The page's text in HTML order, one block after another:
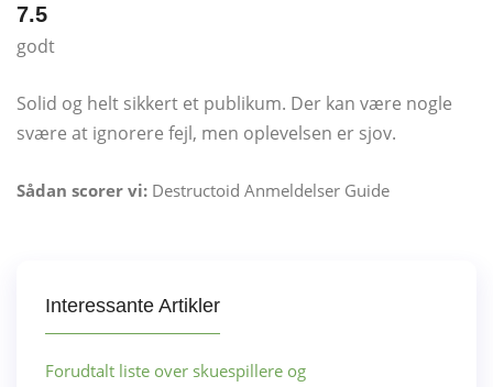
7.5
godt
Solid og helt sikkert et publikum. Der kan være nogle
svære at ignorere fejl, men oplevelsen er sjov.
Sådan scorer vi: Destructoid Anmeldelser Guide
Interessante Artikler
Forudtalt liste over skuespillere og